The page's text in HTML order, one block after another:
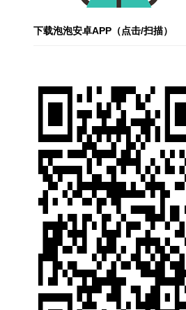
下载泡泡安卓APP（点击/扫描）